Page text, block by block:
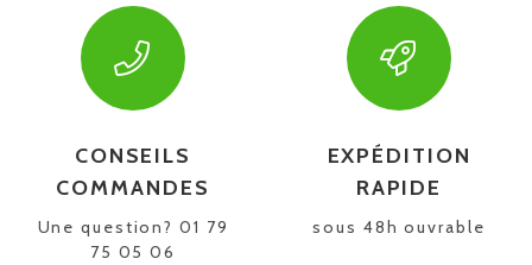
CONSEILS
COMMANDES
Une question? 01 79
75 05 06
EXPÉDITION
RAPIDE
sous 48h ouvrable